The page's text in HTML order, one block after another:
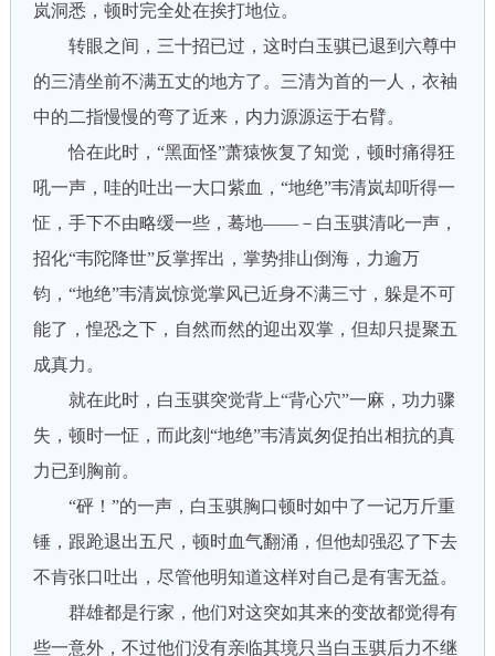
岚洞悉，顿时完全处在挨打地位。
转眼之间，三十招已过，这时白玉骐已退到六尊中
的三清坐前不满五丈的地方了。三清为首的一人，衣袖
中的二指慢慢的弯了近来，内力源源运于右臂。
恰在此时，“黑面怪”萧猿恢复了知觉，顿时痛得狂
吼一声，哇的吐出一大口紫血，“地绝”韦清岚却听得一
怔，手下不由略缓一些，蓦地——－白玉骐清叱一声，
招化“韦陀降世”反掌挥出，掌势排山倒海，力逾万
钧，“地绝”韦清岚惊觉掌风已近身不满三寸，躲是不可
能了，惶恐之下，自然而然的迎出双掌，但却只提聚五
成真力。
就在此时，白玉骐突觉背上“背心穴”一麻，功力骤
失，顿时一怔，而此刻“地绝”韦清岚匆促拍出相抗的真
力已到胸前。
“砰！”的一声，白玉骐胸口顿时如中了一记万斤重
锤，跟跄退出五尺，顿时血气翻涌，但他却强忍了下去
不肯张口吐出，尽管他明知道这样对自己是有害无益。
群雄都是行家，他们对这突如其来的变故都觉得有
些一意外，不过他们没有亲临其境只当白玉骐后力不继